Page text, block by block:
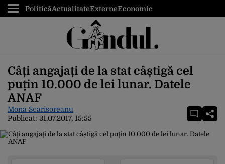
PoliticăActualitateExterneEconomic
Câți angajați de la stat câștigă cel
puțin 10.000 de lei lunar. Datele
ANAF
Mona Scarisoreanu
Publicat: 31.07.2017, 15:55